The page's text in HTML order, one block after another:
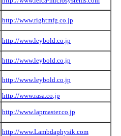
http://www.rightmfg.co.jp
http://www.leybold.co.jp
http://www.leybold.co.jp
http://www.leybold.co.jp
http://www.rasa.co.jp
http://www.lapmaster.co.jp
http://www.Lambdaphysik.com